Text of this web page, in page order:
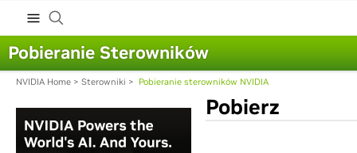
Pobieranie Sterowników
NVIDIA Home > Sterowniki > Pobieranie sterowników NVIDIA
Pobierz